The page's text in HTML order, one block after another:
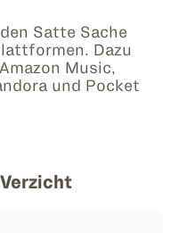
Satte Sache
Dazu
Music,
und Pocket